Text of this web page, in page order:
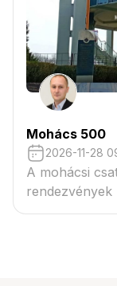
Mohács 500
2026-11-28
A mohácsi
rendezvények